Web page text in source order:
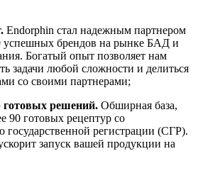
Endorphin стал надежным партнером
успешных брендов на рынке БАД и
Богатый опыт позволяет нам
задачи любой сложности и делиться
со своими партнерами;
решений. Обширная база,
90 готовых рецептур со
государственной регистрации (СГР).
запуск вашей продукции на